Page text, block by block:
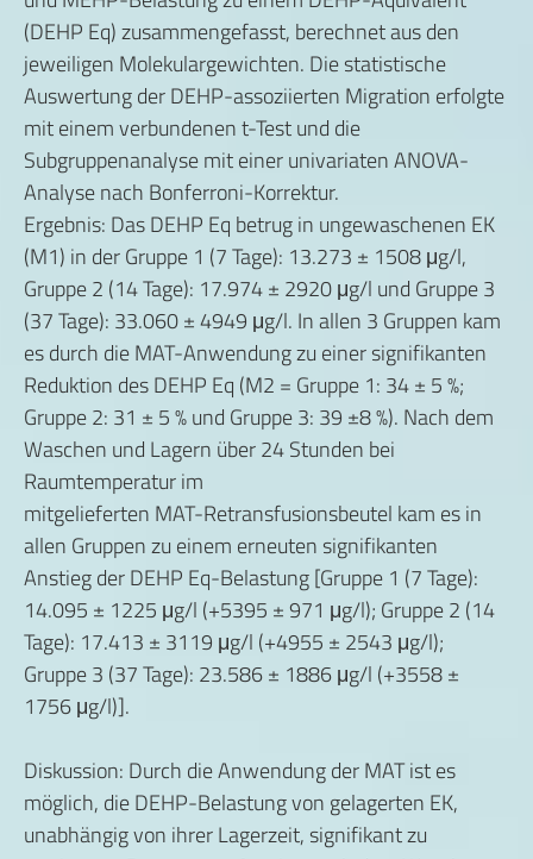
(DEHP Eq) zusammengefasst, berechnet aus den
jeweiligen Molekulargewichten. Die statistische
Auswertung der DEHP-assoziierten Migration erfolgte
mit einem verbundenen t-Test und die
Subgruppenanalyse mit einer univariaten ANOVA-
Analyse nach Bonferroni-Korrektur.
Ergebnis: Das DEHP Eq betrug in ungewaschenen EK
(M1) in der Gruppe 1 (7 Tage): 13.273 ± 1508 μg/l,
Gruppe 2 (14 Tage): 17.974 ± 2920 μg/l und Gruppe 3
(37 Tage): 33.060 ± 4949 μg/l. In allen 3 Gruppen kam
es durch die MAT-Anwendung zu einer signifikanten
Reduktion des DEHP Eq (M2 = Gruppe 1: 34 ± 5 %;
Gruppe 2: 31 ± 5 % und Gruppe 3: 39 ±8 %). Nach dem
Waschen und Lagern über 24 Stunden bei
Raumtemperatur im
mitgelieferten MAT-Retransfusionsbeutel kam es in
allen Gruppen zu einem erneuten signifikanten
Anstieg der DEHP Eq-Belastung [Gruppe 1 (7 Tage):
14.095 ± 1225 μg/l (+5395 ± 971 μg/l); Gruppe 2 (14
Tage): 17.413 ± 3119 μg/l (+4955 ± 2543 μg/l);
Gruppe 3 (37 Tage): 23.586 ± 1886 μg/l (+3558 ±
1756 μg/l)].
Diskussion: Durch die Anwendung der MAT ist es
möglich, die DEHP-Belastung von gelagerten EK,
unabhängig von ihrer Lagerzeit, signifikant zu